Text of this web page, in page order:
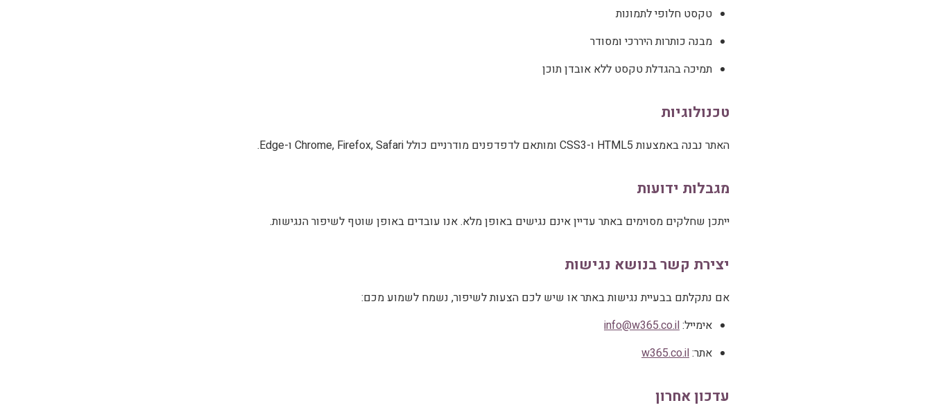
טקסט חלופי לתמונות
מבנה כותרות היררכי ומסודר
תמיכה בהגדלת טקסט ללא אובדן תוכן
טכנולוגיות
האתר נבנה באמצעות HTML5 ו-CSS3 ומותאם לדפדפנים מודרניים כולל Chrome, Firefox, Safari ו-Edge.
מגבלות ידועות
ייתכן שחלקים מסוימים באתר עדיין אינם נגישים באופן מלא. אנו עובדים באופן שוטף לשיפור הנגישות.
יצירת קשר בנושא נגישות
אם נתקלתם בבעיית נגישות באתר או שיש לכם הצעות לשיפור, נשמח לשמוע מכם:
אימייל:info@w365.co.il
אתר:w365.co.il
עדכון אחרון